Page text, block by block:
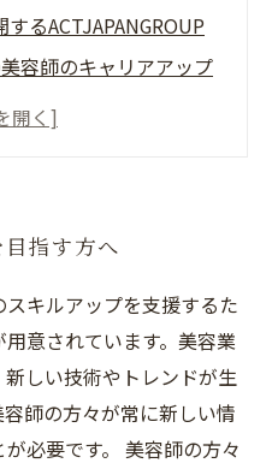
るACTJAPANGROUP
容師のキャリアアップ
美容師
指す方へ
キルアップを支援するた
意されています。美容業
しい技術やトレンドが生
師の方々が常に新しい情
必要です。 美容師の方々